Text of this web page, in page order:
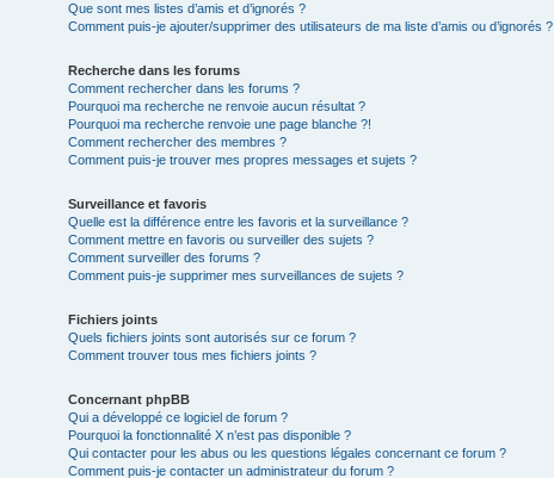
Que sont mes listes d’amis et d’ignorés ?
Comment puis-je ajouter/supprimer des utilisateurs de ma liste d’amis ou d’ignorés ?
Recherche dans les forums
Comment rechercher dans les forums ?
Pourquoi ma recherche ne renvoie aucun résultat ?
Pourquoi ma recherche renvoie une page blanche ?!
Comment rechercher des membres ?
Comment puis-je trouver mes propres messages et sujets ?
Surveillance et favoris
Quelle est la différence entre les favoris et la surveillance ?
Comment mettre en favoris ou surveiller des sujets ?
Comment surveiller des forums ?
Comment puis-je supprimer mes surveillances de sujets ?
Fichiers joints
Quels fichiers joints sont autorisés sur ce forum ?
Comment trouver tous mes fichiers joints ?
Concernant phpBB
Qui a développé ce logiciel de forum ?
Pourquoi la fonctionnalité X n’est pas disponible ?
Qui contacter pour les abus ou les questions légales concernant ce forum ?
Comment puis-je contacter un administrateur du forum ?